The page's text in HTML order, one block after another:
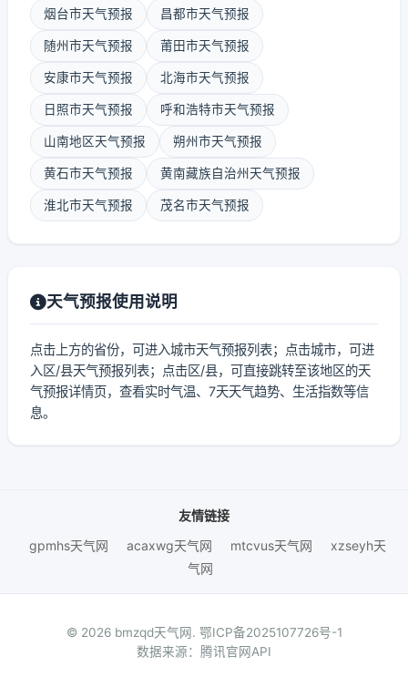
烟台市天气预报 昌都市天气预报
随州市天气预报 莆田市天气预报
安康市天气预报 北海市天气预报
日照市天气预报 呼和浩特市天气预报
山南地区天气预报 朔州市天气预报
黄石市天气预报 黄南藏族自治州天气预报
淮北市天气预报 茂名市天气预报
天气预报使用说明
点击上方的省份，可进入城市天气预报列表；点击城市，可进
入区/县天气预报列表；点击区/县，可直接跳转至该地区的天
气预报详情页，查看实时气温、7天天气趋势、生活指数等信
息。
友情链接
gpmhs天气网
acaxwg天气网 mtcvus天气网
xzseyh天
气网
© 2026 bmzqd天气网. 鄂ICP备2025107726号-1
数据来源：腾讯官网API